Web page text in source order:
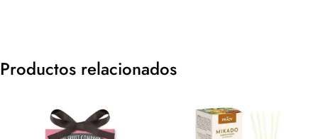
Productos relacionados